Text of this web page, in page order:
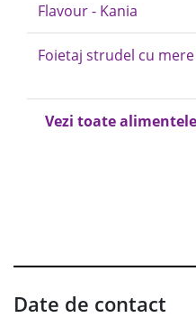
Flavour - Kania
Foietaj strudel cu
Vezi toate
Date de contact